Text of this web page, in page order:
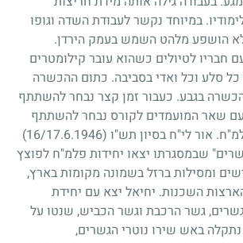
במיוחד נקשר לעבודת השדה וגופו
הושפע מלהט השמש בעמק הירדן.
חבריו לטיולים כשהוא עובר קילומטרים
כל סלע וכל ואדי בסביבה. כתום ההכשרה
בגבע. כעבור זמן קצר נבחר להשתתף
שאר המועמדים לקורס נבחר להשתתף
אור לי"ח בסיון תש"ו 16/17.6.1946)
)
שבמסגרתו יצאו יחידות פלמ"ח לפוצץ
ומסילות ברזל בשמונה מקומות בארץ,
השכנות. יחיאל יצא עם יחידת
גשר הרכבת וגשר הכביש, שנטו על
נתקלה באש שירו נוטרי הגשרים,